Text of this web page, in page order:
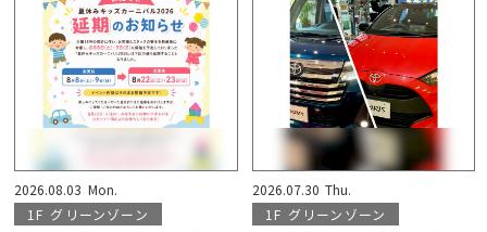
2026.08.03 Mon.
1F グリーンゾーン
2026.07.30 Thu.
1F グリーンゾーン